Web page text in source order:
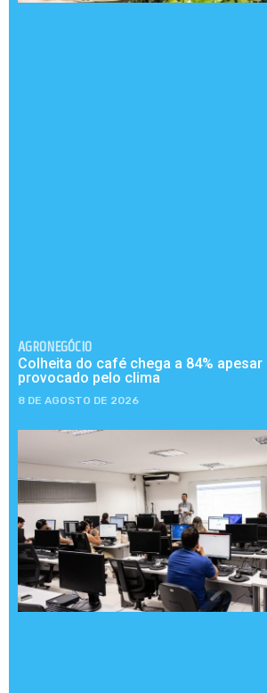
AGRONEGÓCIO
Colheita do café chega a 84%
provocado pelo clima
8 DE AGOSTO DE 2026